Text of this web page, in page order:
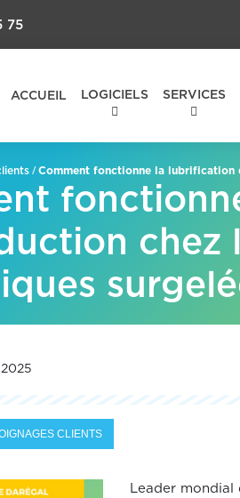
75
ACCUEIL LOGICIELS SERVICES
/Comment fonctionne la lubrification
chez
CLIENTS
Leader